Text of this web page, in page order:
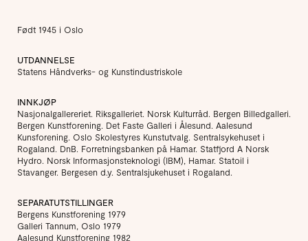
Født 1945 i Oslo
UTDANNELSE
Statens Håndverks- og Kunstindustriskole
INNKJØP
Nasjonalgallereriet. Riksgalleriet. Norsk Kulturråd. Bergen Billedgalleri.
Bergen Kunstforening. Det Faste Galleri i Ålesund. Aalesund
Kunsforening. Oslo Skolestyres Kunstutvalg. Sentralsykehuset i
Rogaland. DnB. Forretningsbanken på Hamar. Statfjord A Norsk
Hydro. Norsk Informasjonsteknologi (IBM), Hamar. Statoil i
Stavanger. Bergesen d.y. Sentralsjukehuset i Rogaland.
SEPARATUTSTILLINGER
Bergens Kunstforening 1979
Galleri Tannum, Oslo 1979
Aalesund Kunstforening 1982